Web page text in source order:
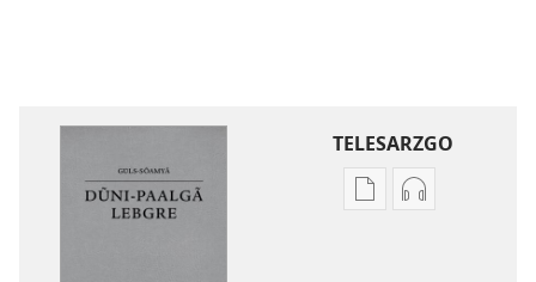
TELESARZGO
OptionsOptions